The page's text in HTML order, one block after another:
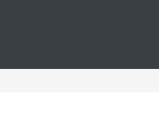
Tenerife